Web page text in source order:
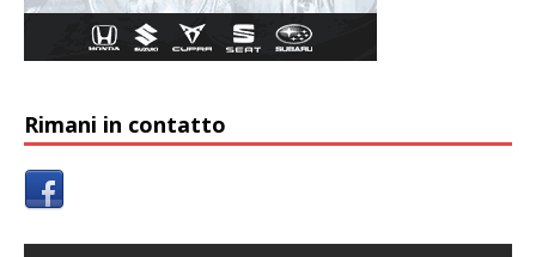
Rimani in contatto